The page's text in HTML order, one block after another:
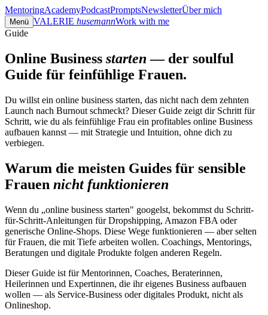
MentoringAcademyPodcastPromptsNewsletterÜber mich
Menü VALERIE husemannWork with me
Guide
Online Business starten — der soulful
Guide für feinfühlige Frauen.
Du willst ein online business starten, das nicht nach dem zehnten
Launch nach Burnout schmeckt? Dieser Guide zeigt dir Schritt für
Schritt, wie du als feinfühlige Frau ein profitables online Business
aufbauen kannst — mit Strategie und Intuition, ohne dich zu
verbiegen.
Warum die meisten Guides für sensible
Frauen nicht funktionieren
Wenn du „online business starten" googelst, bekommst du Schritt-
für-Schritt-Anleitungen für Dropshipping, Amazon FBA oder
generische Online-Shops. Diese Wege funktionieren — aber selten
für Frauen, die mit Tiefe arbeiten wollen. Coachings, Mentorings,
Beratungen und digitale Produkte folgen anderen Regeln.
Dieser Guide ist für Mentorinnen, Coaches, Beraterinnen,
Heilerinnen und Expertinnen, die ihr eigenes Business aufbauen
wollen — als Service-Business oder digitales Produkt, nicht als
Onlineshop.